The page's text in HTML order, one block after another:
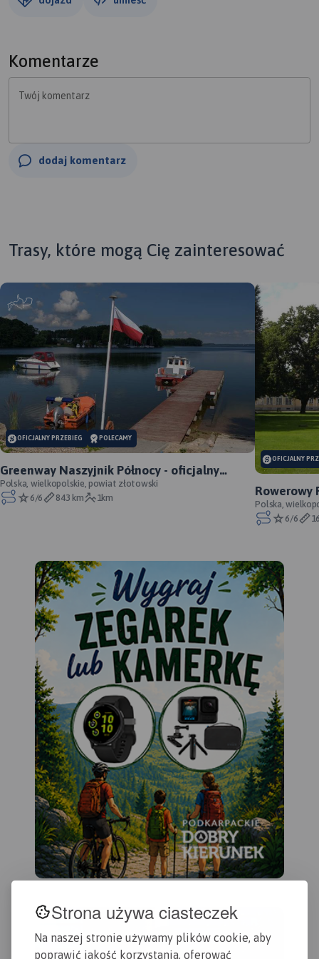
Strona używa ciasteczek
Na naszej stronie używamy plików cookie, aby
poprawić jakość korzystania, oferować
Komentarze
Twój komentarz
dodaj komentarz
Trasy, które mogą Cię zainteresować
OFICJALNY PRZEBIEG POLECAMY
Greenway Naszyjnik Północy - oficjalny
przebieg
Polska, wielkopolskie, powiat złotowski
6/6
843 km 1km
OFICJALNY
Rowerowy
oficjalny
Polska,
6/6